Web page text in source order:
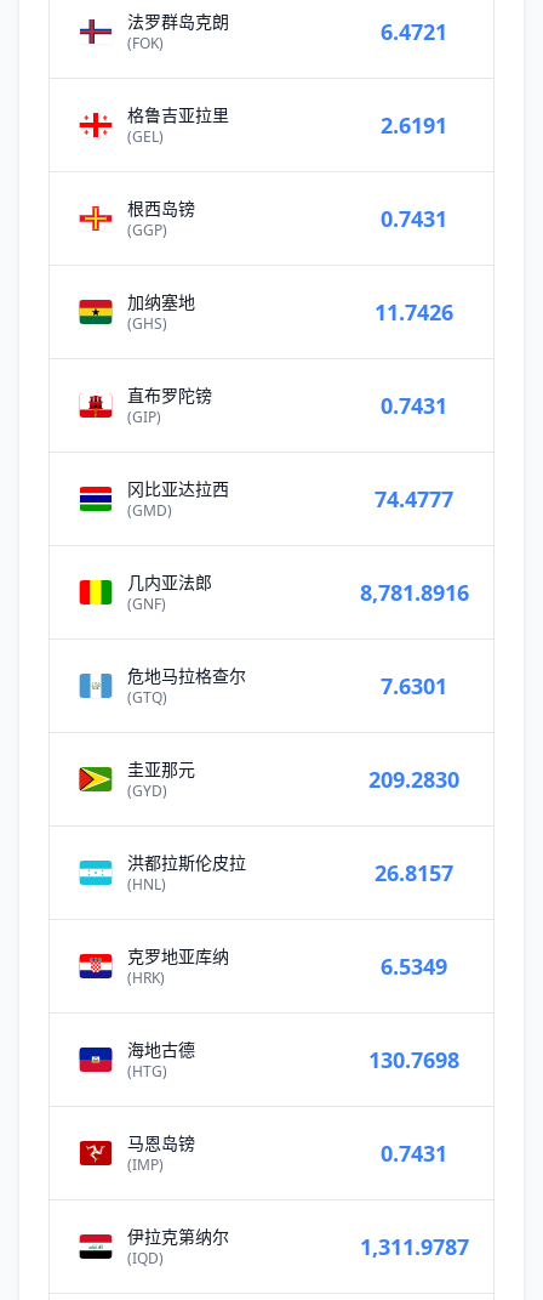
法罗群岛克朗
(FOK) 6.4721
格鲁吉亚拉里
(GEL) 2.6191
根西岛镑
(GGP) 0.7431
加纳塞地
(GHS) 11.7426
直布罗陀镑
(GIP) 0.7431
冈比亚达拉西
(GMD) 74.4777
几内亚法郎
(GNF) 8,781.8916
危地马拉格查尔
(GTQ) 7.6301
圭亚那元
(GYD) 209.2830
洪都拉斯伦皮拉
(HNL) 26.8157
克罗地亚库纳
(HRK) 6.5349
海地古德
(HTG) 130.7698
马恩岛镑
(IMP) 0.7431
伊拉克第纳尔
(IQD) 1,311.9787